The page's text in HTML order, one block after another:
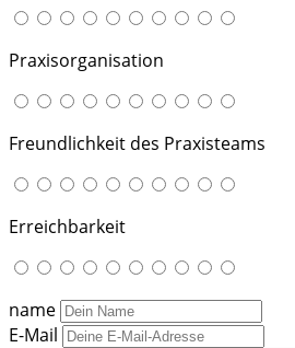
Praxisorganisation
Freundlichkeit des Praxisteams
Erreichbarkeit
name
E-Mail